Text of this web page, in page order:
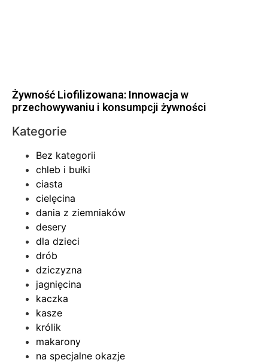
Żywność Liofilizowana: Innowacja w
przechowywaniu i konsumpcji żywności
Kategorie
Bez kategorii
chleb i bułki
ciasta
cielęcina
dania z ziemniaków
desery
dla dzieci
drób
dziczyzna
jagnięcina
kaczka
kasze
królik
makarony
na specjalne okazje